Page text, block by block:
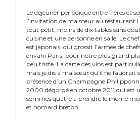
Le déjeuner périodique entre frères et
l’invitation de ma sœur au restaurant
tout petit, moins de dix tables sans
cuisine et une personne en salle. Le
est japonais, qui grossit l’armée de
envahi Paris, pour notre plus grand
peu triste. La carte des vins est
mais je dis à ma sœur qu’il ne faudrait
présence d’un Champagne
2000 dégorgé en octobre 2011 qui est
sommes quatre à prendre le même
et homard breton.